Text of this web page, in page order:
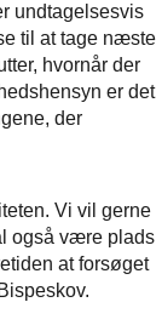
undtagelsesvis
til at tage næste
hvornår der
er det
der
Vi vil gerne
også være plads
at forsøget